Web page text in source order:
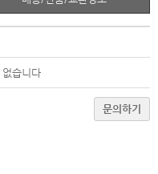
습니다
문의하기